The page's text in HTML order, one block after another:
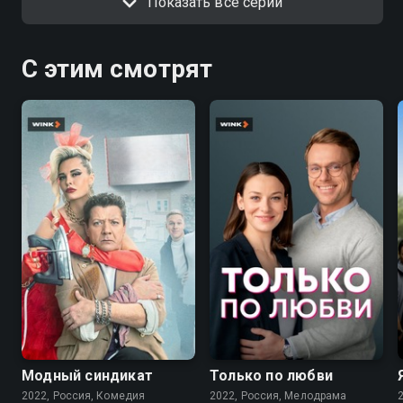
С этим смотрят
7.6
Модный синдикат
2022, Россия, Комедия
Только по любви
2022, Россия, Мелодрама